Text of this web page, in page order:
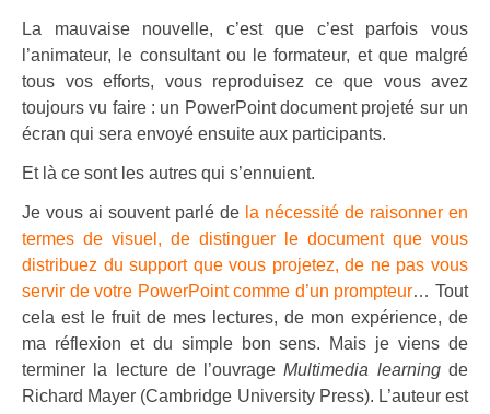
La mauvaise nouvelle, c’est que c’est parfois vous
l’animateur, le consultant ou le formateur, et que malgré
tous vos efforts, vous reproduisez ce que vous avez
toujours vu faire : un PowerPoint document projeté sur un
écran qui sera envoyé ensuite aux participants.
Et là ce sont les autres qui s’ennuient.
Je vous ai souvent parlé de la nécessité de raisonner en
termes de visuel, de distinguer le document que vous
distribuez du support que vous projetez, de ne pas vous
servir de votre PowerPoint comme d’un prompteur… Tout
cela est le fruit de mes lectures, de mon expérience, de
ma réflexion et du simple bon sens. Mais je viens de
terminer la lecture de l’ouvrageMultimedia learningde
Richard Mayer (Cambridge University Press). L’auteur est